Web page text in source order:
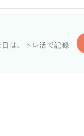
は、トレ活で記録